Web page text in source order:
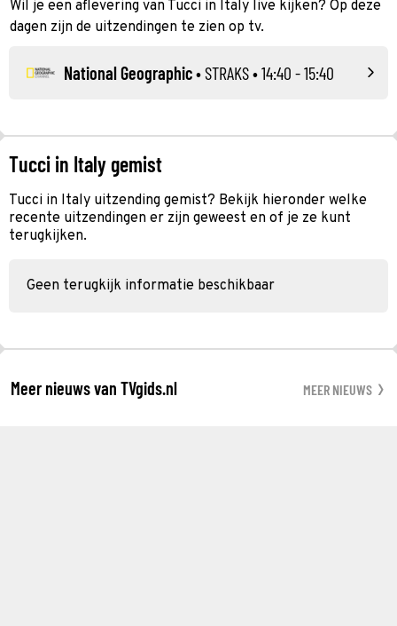
Wil je een aflevering van Tucci in Italy live kijken? Op deze
dagen zijn de uitzendingen te zien op tv.
National Geographic•STRAKS• 14:40 - 15:40
Tucci in Italy gemist
Tucci in Italy uitzending gemist? Bekijk hieronder welke
recente uitzendingen er zijn geweest en of je ze kunt
terugkijken.
Geen terugkijk informatie beschikbaar
Meer nieuws van TVgids.nl MEER NIEUWS